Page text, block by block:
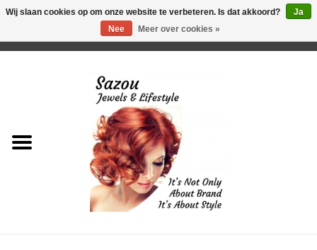
Just for Him
Wij slaan cookies op om onze website te verbeteren. Is dat akkoord?
Ja
Nee
Meer over cookies »